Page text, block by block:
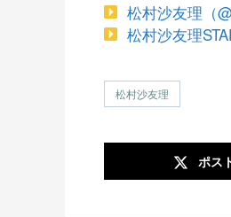
松村沙友理（
松村沙友理
松村沙友理
ポス